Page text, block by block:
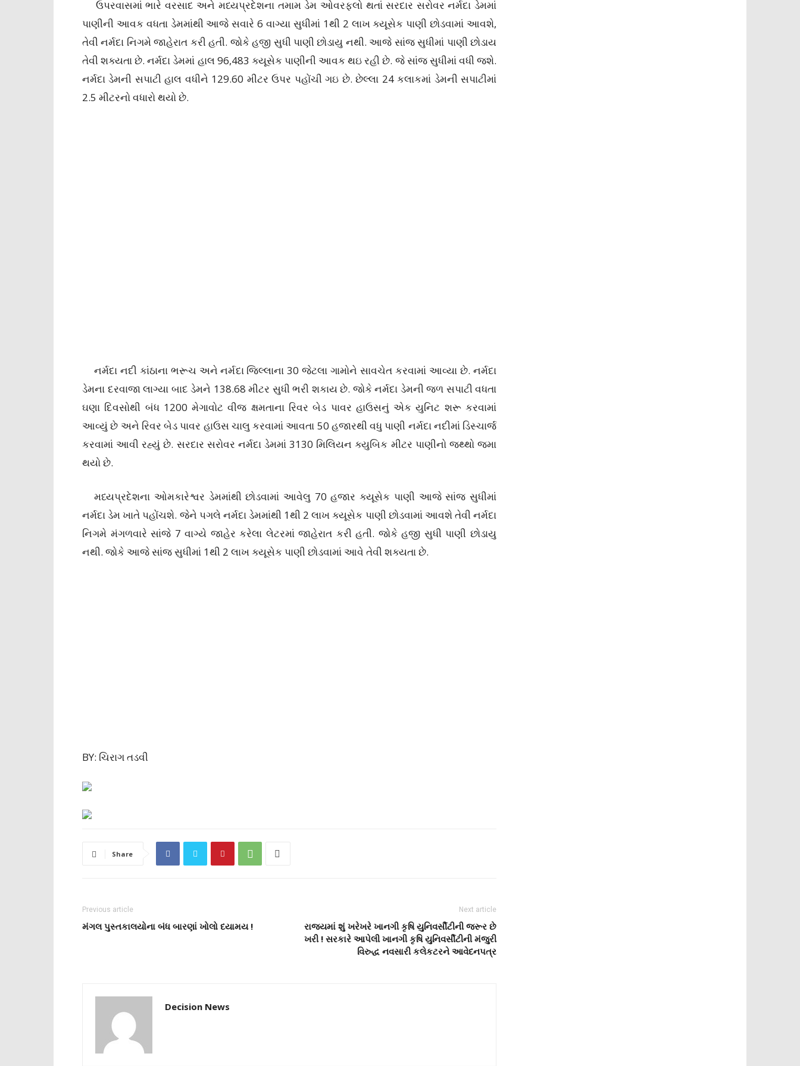
ઉપરવાસમાં ભારે વરસાદ અને મધ્યપ્રદેશના તમામ ડેમ ઓવરફ્લો થતાં સરદાર સરોવર નર્મદા ડેમમાં
પાણીની આવક વધતા ડેમમાંથી આજે સવારે 6 વાગ્યા સુધીમાં 1થી 2 લાખ ક્યૂસેક પાણી છોડવામાં આવશે,
તેવી નર્મદા નિગમે જાહેરાત કરી હતી. જોકે હજી સુધી પાણી છોડાયુ નથી. આજે સાંજ સુધીમાં પાણી છોડાય
તેવી શક્યતા છે. નર્મદા ડેમમાં હાલ 96,483 ક્યૂસેક પાણીની આવક થઇ રહી છે. જે સાંજ સુધીમાં વધી જશે.
નર્મદા ડેમની સપાટી હાલ વધીને 129.60 મીટર ઉપર પહોંચી ગઇ છે. છેલ્લા 24 કલાકમાં ડેમની સપાટીમાં
2.5 મીટરનો વધારો થયો છે.
નર્મદા નદી કાંઠાના ભરૂચ અને નર્મદા જિલ્લાના 30 જેટલા ગામોને સાવચેત કરવામાં આવ્યા છે. નર્મદા
ડેમના દરવાજા લાગ્યા બાદ ડેમને 138.68 મીટર સુધી ભરી શકાય છે. જોકે નર્મદા ડેમની જળ સપાટી વધતા
ઘણા દિવસોથી બંધ 1200 મેગાવોટ વીજ ક્ષમતાના રિવર બેડ પાવર હાઉસનું એક યુનિટ શરૂ કરવામાં
આવ્યું છે અને રિવર બેડ પાવર હાઉસ ચાલુ કરવામાં આવતા 50 હજારથી વધુ પાણી નર્મદા નદીમાં ડિસ્ચાર્જ
કરવામાં આવી રહ્યું છે. સરદાર સરોવર નર્મદા ડેમમાં 3130 મિલિયન ક્યુબિક મીટર પાણીનો જથ્થો જમા
થયો છે.
મધ્યપ્રદેશના ઓમકારેશ્વર ડેમમાંથી છોડવામાં આવેલુ 70 હજાર ક્યૂસેક પાણી આજે સાંજ સુધીમાં
નર્મદા ડેમ ખાતે પહોંચશે. જેને પગલે નર્મદા ડેમમાંથી 1થી 2 લાખ ક્યૂસેક પાણી છોડવામાં આવશે તેવી નર્મદા
નિગમે મંગળવારે સાંજે 7 વાગ્યે જાહેર કરેલા લેટરમાં જાહેરાત કરી હતી. જોકે હજી સુધી પાણી છોડાયુ
નથી. જોકે આજે સાંજ સુધીમાં 1થી 2 લાખ ક્યૂસેક પાણી છોડવામાં આવે તેવી શક્યતા છે.
BY: ચિરાગ તડવી
Share
Previous article
મંગલ પુસ્તકાલયોના બંધ બારણાં ખોલો દયામય !
Next article
રાજ્યમાં શું ખરેખરે ખાનગી કૃષિ યુનિવર્સીટીની જરૂર છે
ખરી ! સરકારે આપેલી ખાનગી કૃષિ યુનિવર્સીટીની મંજુરી
વિરુદ્ધ નવસારી કલેકટરને આવેદનપત્ર
Decision News